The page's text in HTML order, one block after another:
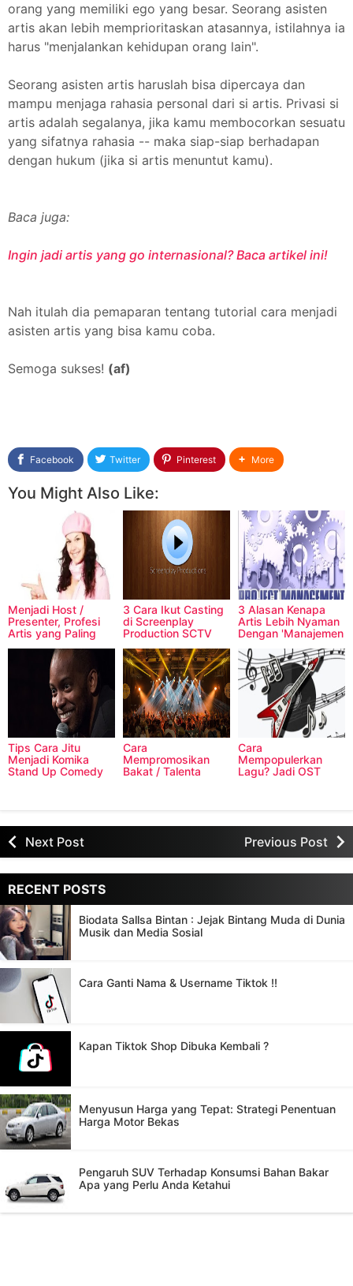
orang yang memiliki ego yang besar. Seorang asisten
artis akan lebih memprioritaskan atasannya, istilahnya ia
harus "menjalankan kehidupan orang lain".
Seorang asisten artis haruslah bisa dipercaya dan
mampu menjaga rahasia personal dari si artis. Privasi si
artis adalah segalanya, jika kamu membocorkan sesuatu
yang sifatnya rahasia -- maka siap-siap berhadapan
dengan hukum (jika si artis menuntut kamu).
Baca juga:
Ingin jadi artis yang go internasional? Baca artikel ini!
Nah itulah dia pemaparan tentang tutorial cara menjadi
asisten artis yang bisa kamu coba.
Semoga sukses! (af)
Facebook Twitter Pinterest More
You Might Also Like:
Menjadi Host /
Presenter, Profesi
Artis yang Paling
Menjanjikan
3 Cara Ikut Casting
di Screenplay
Production SCTV
3 Alasan Kenapa
Artis Lebih Nyaman
Dengan 'Manajemen
Tips Cara Jitu
Menjadi Komika
Stand Up Comedy
Cara
Mempromosikan
Bakat / Talenta
Cara
Mempopulerkan
Lagu? Jadi OST
Next Post Previous Post
RECENT POSTS
Biodata Sallsa Bintan : Jejak Bintang Muda di Dunia
Musik dan Media Sosial
Cara Ganti Nama & Username Tiktok !!
Kapan Tiktok Shop Dibuka Kembali ?
Menyusun Harga yang Tepat: Strategi Penentuan
Harga Motor Bekas
Pengaruh SUV Terhadap Konsumsi Bahan Bakar
Apa yang Perlu Anda Ketahui